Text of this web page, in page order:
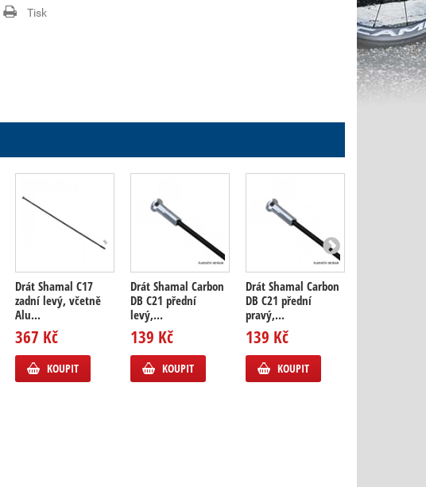
Tisk
Drát Shamal C17
zadní levý, včetně
Alu...
367 Kč
KOUPIT
Drát Shamal Carbon
DB C21 přední
levý,...
139 Kč
KOUPIT
Drát Shamal Carbon
DB C21 přední
pravý,...
139 Kč
KOUPIT